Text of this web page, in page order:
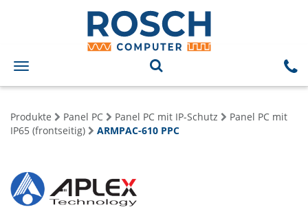
Toggle
navigation
Produkte Panel PC Panel PC mit IP-Schutz
Panel PC mit
IP65 (frontseitig)
ARMPAC-610 PPC